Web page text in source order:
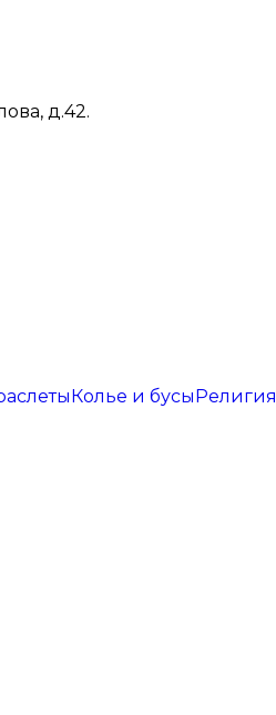
д.42.
Колье и бусыРелигия